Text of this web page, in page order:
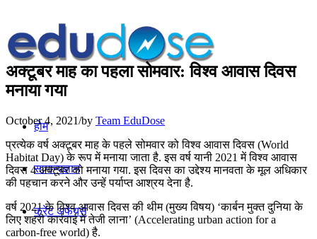
होम
सामान्यज्ञान
करेंट अफेयर्स
अक्टूबर माह का पहला सोमवार: विश्व आवास दिवस
मनाया गया
October 4, 2021/by Team EduDose
प्रत्येक वर्ष अक्टूबर माह के पहले सोमवार को विश्व आवास दिवस (World
Habitat Day) के रूप में मनाया जाता है. इस वर्ष यानी 2021 में विश्व आवास
दिवस 4 अक्टूबर को मनाया गया. इस दिवस का उद्देश्य मानवता के मूल अधिकार
की पहचान करने और उन्हें पर्याप्त आश्रय देना है.
वर्ष 2021 के विश्व आवास दिवस की थीम (मुख्य विषय) ‘कार्बन मुक्त दुनिया के
लिए शहरी कार्रवाई में तेजी लाना’ (Accelerating urban action for a
carbon-free world) है.